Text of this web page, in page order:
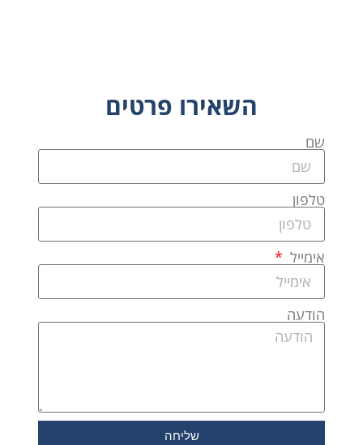
השאירו פרטים
שם
טלפון
אימייל
הודעה
שליחה